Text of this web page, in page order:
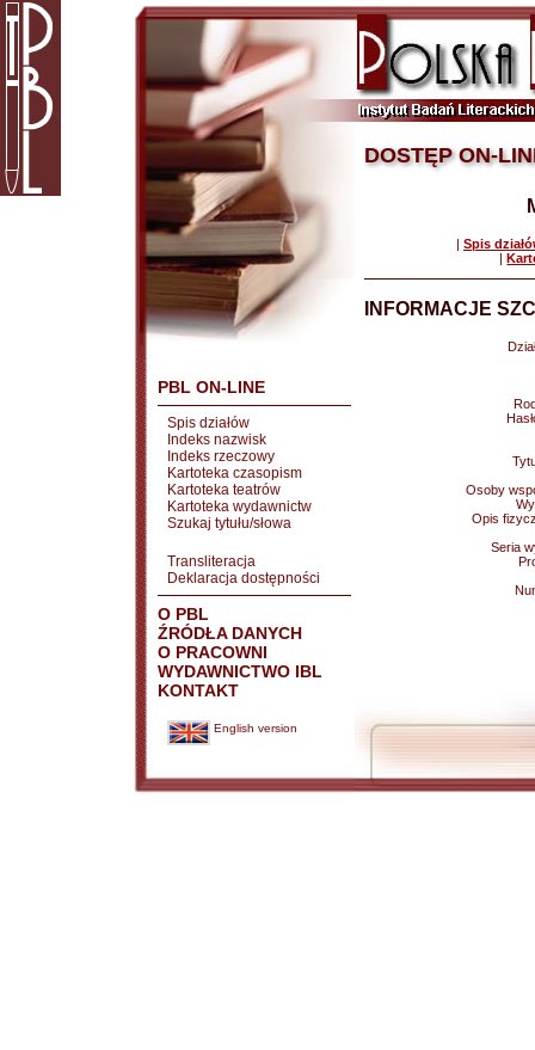
PBL ON-LINE
Spis działów
Indeks nazwisk
Indeks rzeczowy
Kartoteka czasopism
Kartoteka teatrów
Kartoteka wydawnictw
Szukaj tytułu/słowa
Transliteracja
Deklaracja dostępności
O PBL
ŹRÓDŁA DANYCH
O PRACOWNI
WYDAWNICTWO IBL
KONTAKT
English version
DOSTĘP ON-
| Spis
|
INFORMACJE
Osoby
Opis
Seria